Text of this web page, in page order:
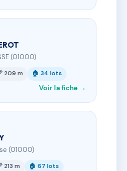
(01000)
209 m 🏠 34 lots
Voir la fiche →
(01000)
213 m 🏠 67 lots